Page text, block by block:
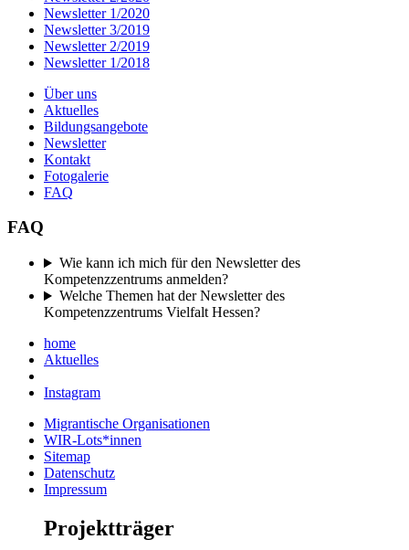
Newsletter 1/2020
Newsletter 3/2019
Newsletter 2/2019
Newsletter 1/2018
Über uns
Aktuelles
Bildungsangebote
Newsletter
Kontakt
Fotogalerie
FAQ
FAQ
Wie kann ich mich für den Newsletter des
Kompetenzzentrums anmelden?
Welche Themen hat der Newsletter des
Kompetenzzentrums Vielfalt Hessen?
home
Aktuelles
Instagram
Migrantische Organisationen
WIR-Lots*innen
Sitemap
Datenschutz
Impressum
Projektträger